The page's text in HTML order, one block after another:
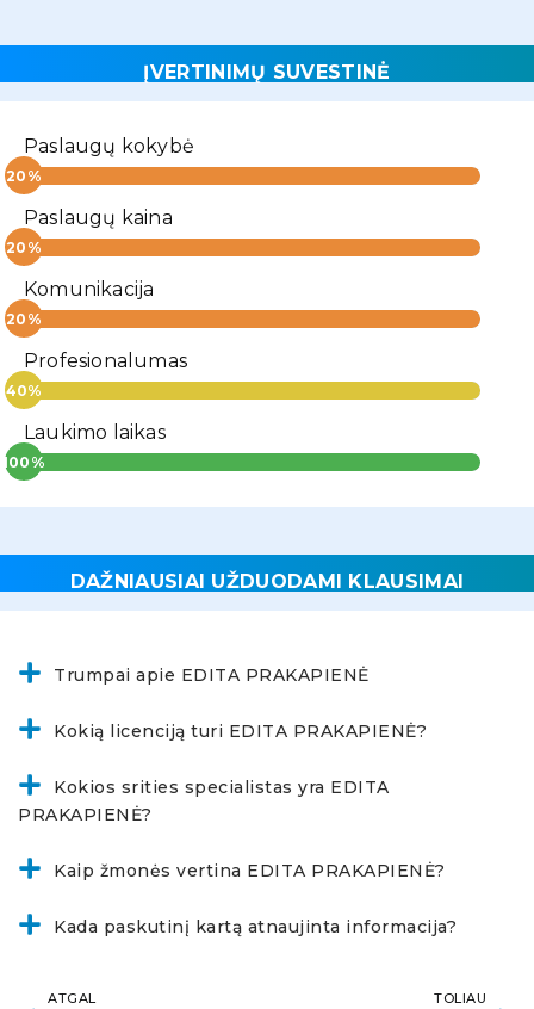
ĮVERTINIMŲ SUVESTINĖ
Paslaugų kokybė
Paslaugų kaina
Komunikacija
Profesionalumas
Laukimo laikas
DAŽNIAUSIAI UŽDUODAMI KLAUSIMAI
Trumpai apie EDITA PRAKAPIENĖ
Kokią licenciją turi EDITA PRAKAPIENĖ?
Kokios srities specialistas yra EDITA
PRAKAPIENĖ?
Kaip žmonės vertina EDITA PRAKAPIENĖ?
Kada paskutinį kartą atnaujinta informacija?
ATGAL TOLIAU